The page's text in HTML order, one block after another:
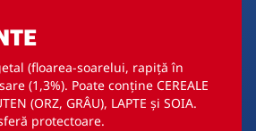
(floarea-soarelui, rapiță în
(1,3%). Poate conține CEREALE
(ORZ, GRÂU), LAPTE și SOIA.
protectoare.